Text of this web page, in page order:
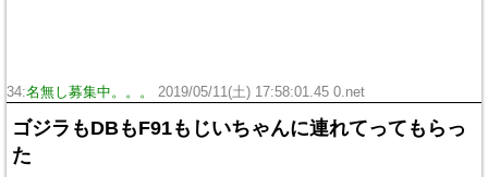
34:名無し募集中。。。 2019/05/11(土) 17:58:01.45 0.net
ゴジラもDBもF91もじいちゃんに連れてってもらっ
た